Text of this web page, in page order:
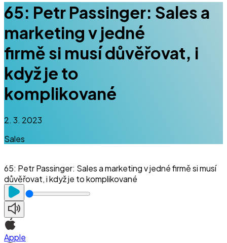
65: Petr Passinger: Sales a
marketing v jedné
firmě si musí důvěřovat, i
když je to
komplikované
2. 3. 2023
Sales
65: Petr Passinger: Sales a marketing v jedné firmě si musí
důvěřovat, i když je to komplikované
Apple